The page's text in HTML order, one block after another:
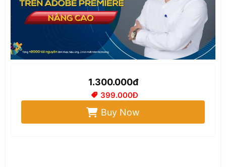
1.300.000đ
399.000Đ
Buy Now